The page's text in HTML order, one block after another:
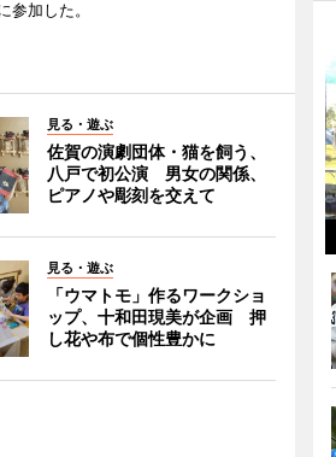
参加した。
見る・遊ぶ
佐賀の演劇団体・猫を飼う、
八戸で初公演 男女の関係、
ピアノや彫刻を交えて
見る・遊ぶ
「ウマトモ」作るワークショ
ップ、十和田現美が企画 押
し花や布で個性豊かに